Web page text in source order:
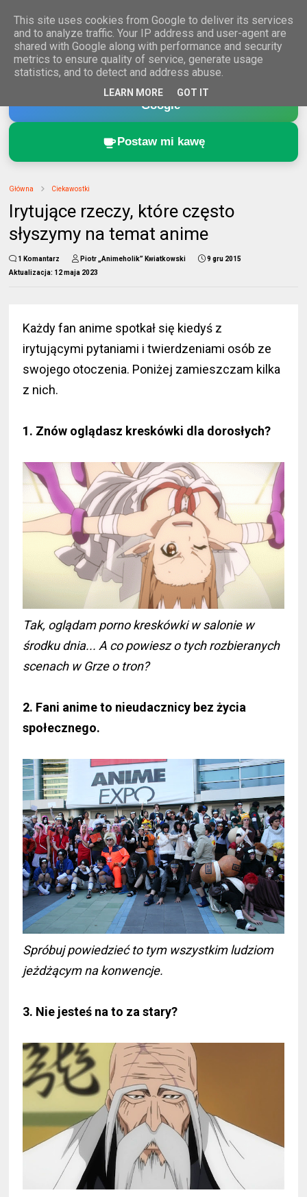
Dodaj Animeholik.pl do ulubionych źródeł w
Google
Postaw mi kawę
Główna Ciekawostki
Irytujące rzeczy, które często
słyszymy na temat anime
1 Komantarz Piotr „Animeholik” Kwiatkowski
9 gru 2015
Aktualizacja: 12 maja 2023
Każdy fan anime spotkał się kiedyś z
irytującymi pytaniami i twierdzeniami osób ze
swojego otoczenia. Poniżej zamieszczam kilka
z nich.
1. Znów oglądasz kreskówki dla dorosłych?
Tak, oglądam porno kreskówki w salonie w
środku dnia... A co powiesz o tych rozbieranych
scenach w Grze o tron?
2. Fani anime to nieudacznicy bez życia
społecznego.
Spróbuj powiedzieć to tym wszystkim ludziom
jeżdżącym na konwencje.
3. Nie jesteś na to za stary?
This site uses cookies from Google to deliver its services
and to analyze traffic. Your IP address and user-agent are
shared with Google along with performance and security
metrics to ensure quality of service, generate usage
statistics, and to detect and address abuse.
LEARN MORE GOT IT